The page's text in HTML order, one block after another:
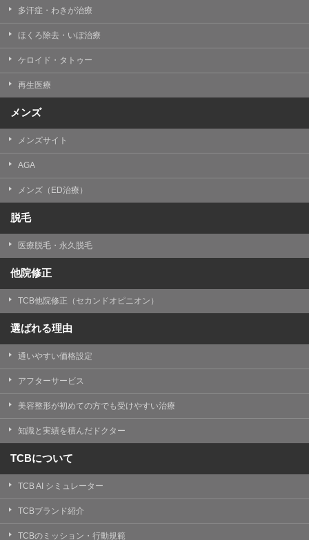
多汗症・わきが治療
ほくろ除去・いぼ治療
ケロイド・タトゥー
再生医療
メンズ
メンズサイト
AGA
メンズ（ED治療）
脱毛
医療脱毛・永久脱毛
他院修正
TCB他院修正（セカンドオピニオン）
選ばれる理由
通いやすい価格設定
アフターサービス
美容整形が初めての方でも受けやすい治療
知識と実績を積んだドクター
TCBについて
TCB AI シミュレーター
TCBブランド紹介
TCBのミッション・行動規範